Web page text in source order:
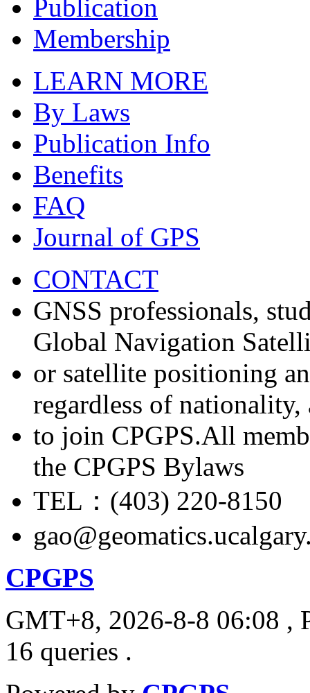
Publication
Membership
LEARN MORE
By Laws
Publication Info
Benefits
FAQ
Journal of GPS
CONTACT
GNSS professionals,
Global Navigation
or satellite positioning
regardless of nationality,
to join CPGPS.All
the CPGPS Bylaws
TEL：(403) 220-8150
CPGPS
GMT+8, 2026-8-8 06:08 ,
16 queries .